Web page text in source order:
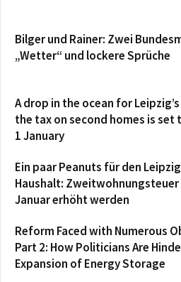
Bilger und Rainer: Zwei
„Wetter“ und lockere Sprüche
A drop in the ocean for
the tax on second homes is set
1 January
Ein paar Peanuts für den
Haushalt: Zweitwohnungsteuer
Januar erhöht werden
Reform Faced with Numerous
Part 2: How Politicians Are
Expansion of Energy Storage